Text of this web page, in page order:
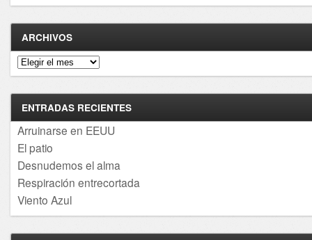
ARCHIVOS
Archivos
ENTRADAS RECIENTES
Arruinarse en EEUU
El patio
Desnudemos el alma
Respiración entrecortada
Viento Azul